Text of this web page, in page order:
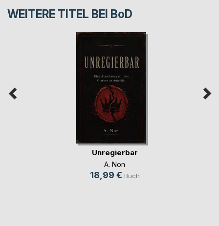
WEITERE TITEL BEI BoD
Unregierbar
A. Non
18,99 € Buch